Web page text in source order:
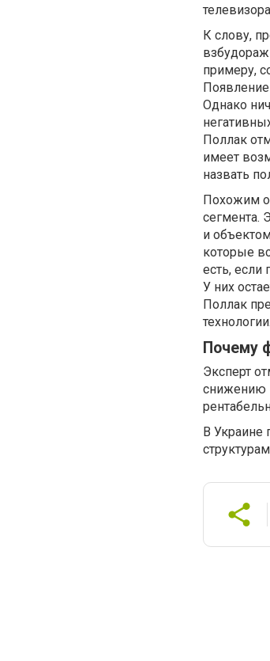
К слову,
примеру,
Однако
Поллак
имеет
назвать
Похожим
сегмента.
и
которые
есть, если
У них
Поллак
технологии.
Почему
Эксперт
снижению
В Украине